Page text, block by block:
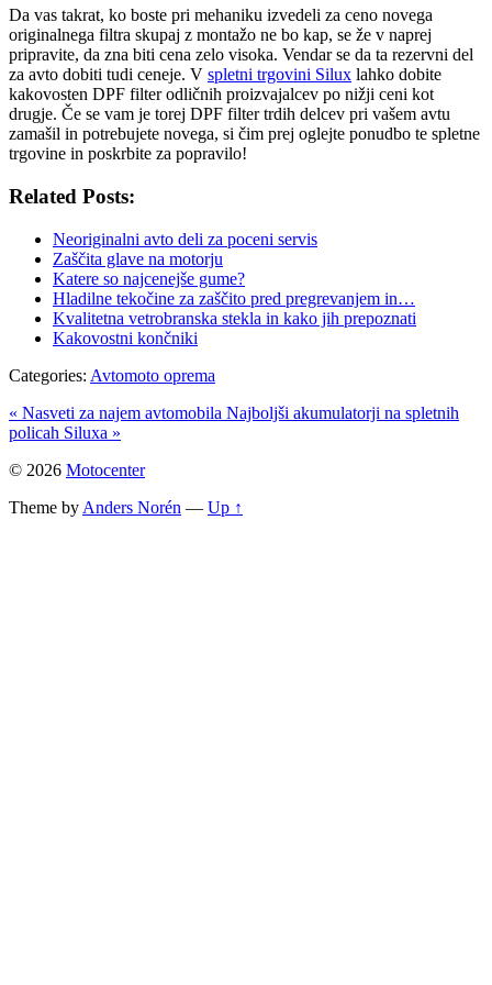
Da vas takrat, ko boste pri mehaniku izvedeli za ceno novega
originalnega filtra skupaj z montažo ne bo kap, se že v naprej
pripravite, da zna biti cena zelo visoka. Vendar se da ta rezervni del
za avto dobiti tudi ceneje. V spletni trgovini Silux lahko dobite
kakovosten DPF filter odličnih proizvajalcev po nižji ceni kot
drugje. Če se vam je torej DPF filter trdih delcev pri vašem avtu
zamašil in potrebujete novega, si čim prej oglejte ponudbo te spletne
trgovine in poskrbite za popravilo!
Related Posts:
Neoriginalni avto deli za poceni servis
Zaščita glave na motorju
Katere so najcenejše gume?
Hladilne tekočine za zaščito pred pregrevanjem in…
Kvalitetna vetrobranska stekla in kako jih prepoznati
Kakovostni končniki
Categories: Avtomoto oprema
« Nasveti za najem avtomobila Najboljši akumulatorji na spletnih
policah Siluxa »
© 2026 Motocenter
Theme by Anders Norén — Up ↑